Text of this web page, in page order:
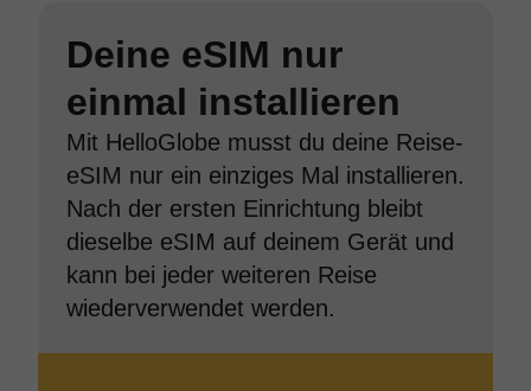
Deine eSIM nur
einmal installieren
Mit HelloGlobe musst du deine Reise-
eSIM nur ein einziges Mal installieren.
Nach der ersten Einrichtung bleibt
dieselbe eSIM auf deinem Gerät und
kann bei jeder weiteren Reise
wiederverwendet werden.